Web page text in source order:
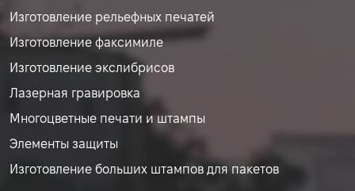
Изготовление рельефных печатей
Изготовление факсимиле
Изготовление экслибрисов
Лазерная гравировка
Многоцветные печати и штампы
Элементы защиты
Изготовление больших штампов для пакетов